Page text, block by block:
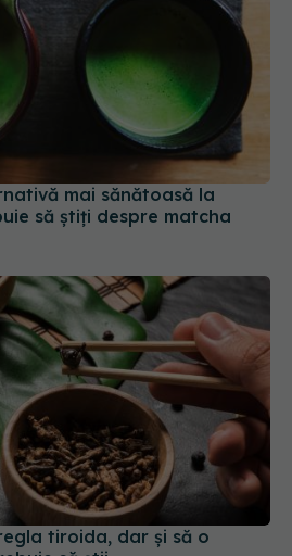
mai sănătoasă la
tiroida, dar și să o
să știi